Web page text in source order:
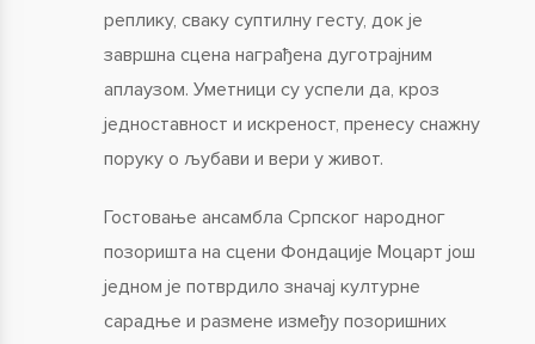
реплику, сваку суптилну гесту, док је
завршна сцена награђена дуготрајним
аплаузом. Уметници су успели да, кроз
једноставност и искреност, пренесу снажну
поруку о љубави и вери у живот.
Гостовање ансамбла Српског народног
позоришта на сцени Фондације Моцарт још
једном је потврдило значај културне
сарадње и размене између позоришних